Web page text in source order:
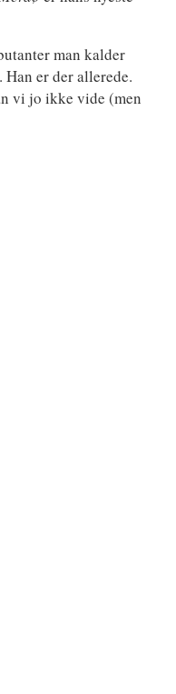
man kalder
er der allerede.
vi jo ikke vide (men